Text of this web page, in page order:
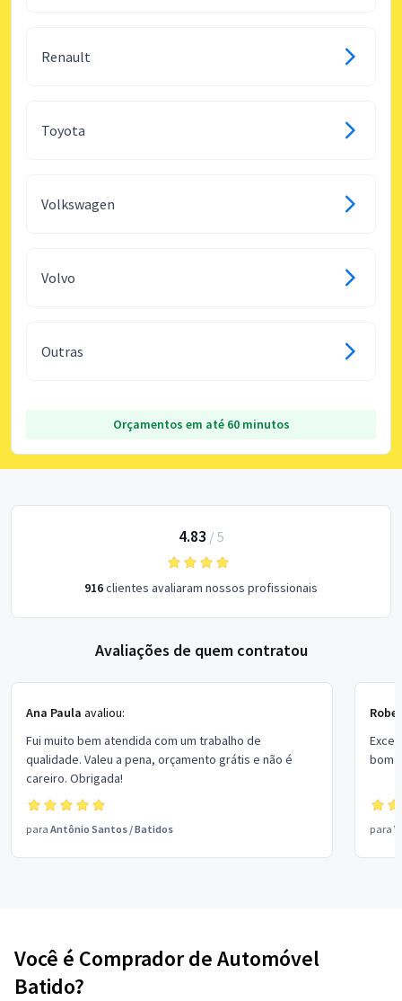
Renault
Toyota
Volkswagen
Volvo
Outras
Orçamentos em até 60 minutos
4.83 / 5
916clientes avaliaram nossos profissionais
Avaliações de quem contratou
Ana Paula avaliou:
Fui muito bem atendida com um trabalho de
qualidade. Valeu a pena, orçamento grátis e não é
careiro. Obrigada!
para Antônio Santos /Batidos
bom
para
Você é Comprador de Automóvel
Batido?